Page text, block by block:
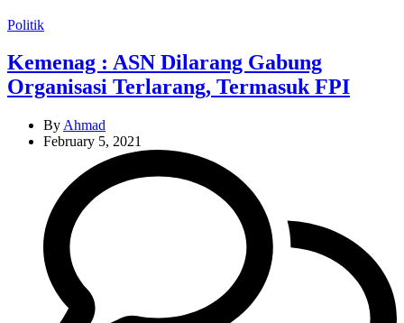
Categories
Politik
Kemenag : ASN Dilarang Gabung
Organisasi Terlarang, Termasuk FPI
By Ahmad
February 5, 2021